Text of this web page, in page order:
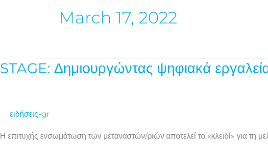
March 17, 2022
STAGE: Δημιουργώντας ψηφιακά
ειδήσεις-gr
Η επιτυχής ενσωμάτωση των μεταναστών/ριών αποτελεί το «κλειδί» για τη
STAGE:
εργαλεία
την